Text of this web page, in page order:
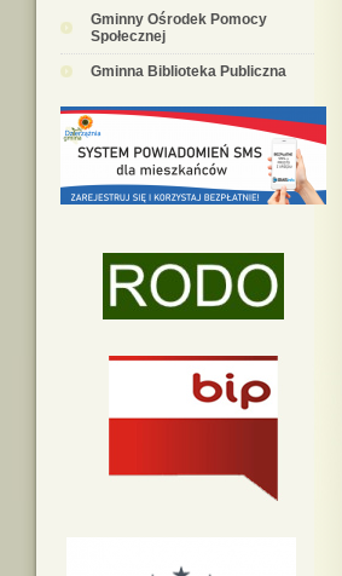
Gminny Ośrodek Pomocy
Społecznej
Gminna Biblioteka Publiczna